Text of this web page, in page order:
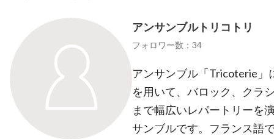
アンサンブルトリコトリ
フォロワー数：34
アンサンブル「Tricoterie」
を用いて、バロック、クラ
まで幅広いレパートリーを
サンブルです。フランス語